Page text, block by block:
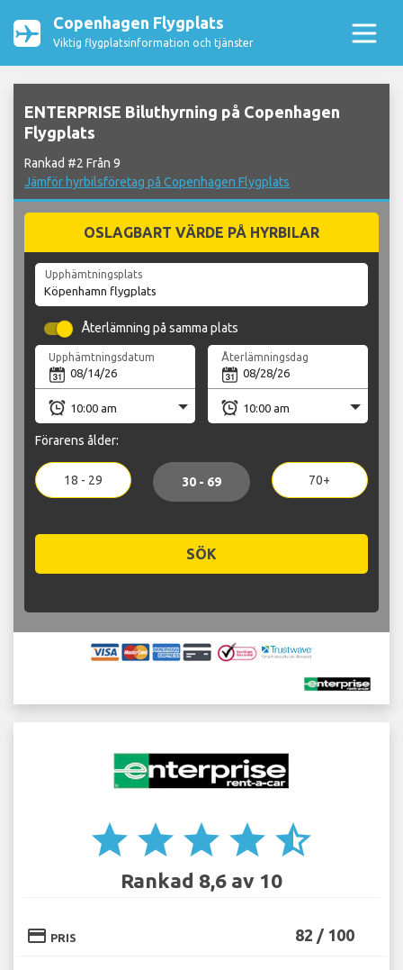
Copenhagen Flygplats
Viktig flygplatsinformation och tjänster
ENTERPRISE Biluthyrning på Copenhagen
Flygplats
Rankad #2 Från 9
Jämför hyrbilsföretag på Copenhagen Flygplats
OSLAGBART VÄRDE PÅ HYRBILAR
Upphämtningsplats
Återlämning på samma plats
Upphämtningsdatum Återlämningsdag
Förarens ålder:
18 - 29 30 - 69 70+
SÖK
star star star star star_half
Rankad 8,6 av 10
credit_card PRIS 82 / 100